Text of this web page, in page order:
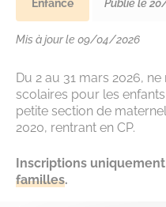
Enfance Publié le
Mis à jour le 09/04/2026
Du 2 au 31 mars 2026,
scolaires pour les
petite section de
2020, rentrant en CP.
Inscriptions
familles.